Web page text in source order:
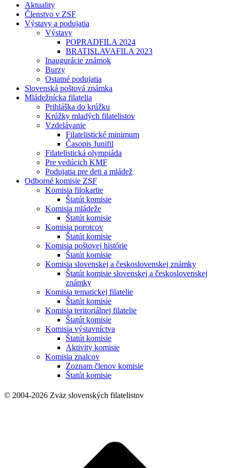
Aktuality
Členstvo v ZSF
Výstavy a podujatia
Výstavy
POPRADFILA 2024
BRATISLAVAFILA 2023
Inaugurácie známok
Burzy
Ostatné podujatia
Slovenská poštová známka
Mládežnícka filatelia
Prihláška do krúžku
Krúžky mladých filatelistov
Vzdelávanie
Filatelistické minimum
Časopis Junifil
Filatelistická olympiáda
Pre vedúcich KMF
Podujatia pre deti a mládež
Odborné komisie ZSF
Komisia filokartie
Štatút komisie
Komisia mládeže
Štatút komisie
Komisia porotcov
Štatút komisie
Komisia poštovej histórie
Štatút komisie
Komisia slovenskej a československej známky
Štatút komisie slovenskej a československej
známky
Komisia tematickej filatelie
Štatút komisie
Komisia teritoriálnej filatelie
Štatút komisie
Komisia výstavníctva
Štatút komisie
Aktivity komisie
Komisia znalcov
Zoznam členov komisie
Štatút komisie
© 2004-2026 Zväz slovenských filatelistov